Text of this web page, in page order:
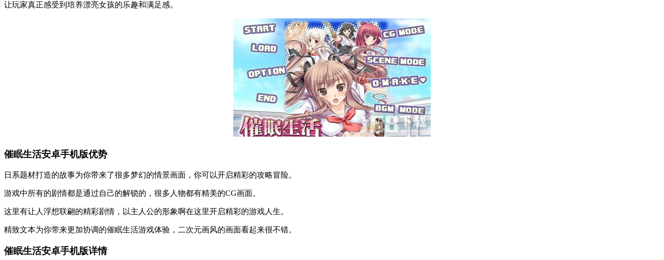
让玩家真正感受到培养漂亮女孩的乐趣和满足感。
催眠生活安卓手机版优势
日系题材打造的故事为你带来了很多梦幻的情景画面，你可以开启精彩的攻略冒险。
游戏中所有的剧情都是通过自己的解锁的，很多人物都有精美的CG画面。
这里有让人浮想联翩的精彩剧情，以主人公的形象啊在这里开启精彩的游戏人生。
精致文本为你带来更加协调的催眠生活游戏体验，二次元画风的画面看起来很不错。
催眠生活安卓手机版详情